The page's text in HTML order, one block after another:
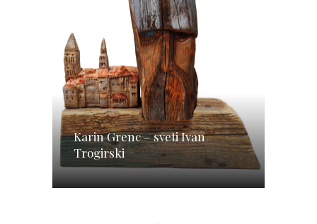
Karin Grenc – sveti Ivan
Trogirski